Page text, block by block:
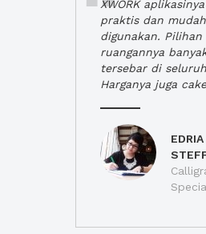
XWORK
praktis dan mudah
digunakan. Pilihan
ruangannya
tersebar di
Harganya juga
EDRIA